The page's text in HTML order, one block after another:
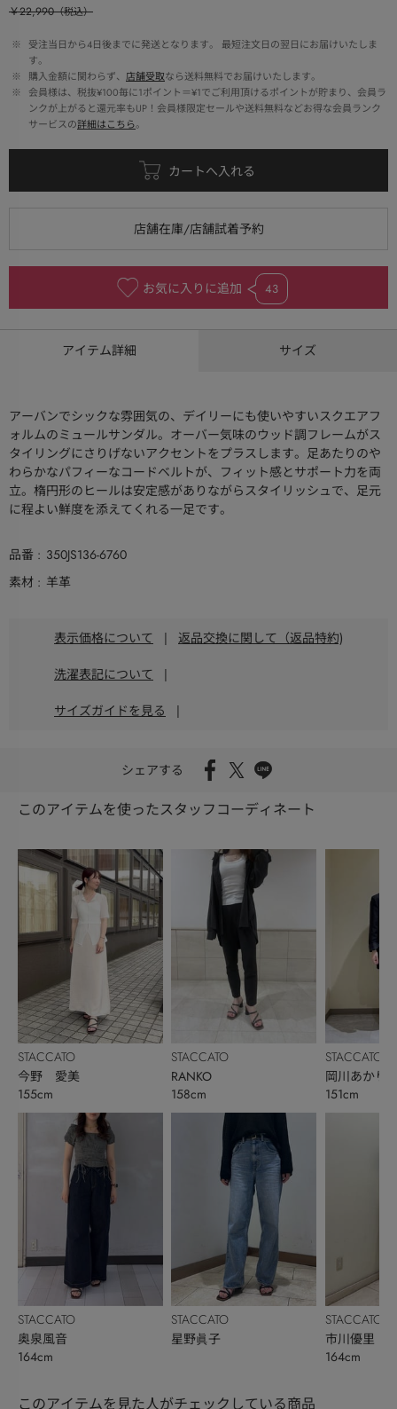
￥22,990（税込）
※
受注当日から4日後までに発送となります。 最短注文日の翌日にお届けいたしま
す。
※
購入金額に関わらず、 店舗受取なら送料無料でお届けいたします。
※
会員様は、税抜¥100毎に1ポイント＝¥1でご利用頂けるポイントが貯まり、会員ラ
ンクが上がると還元率もUP！会員様限定セールや送料無料などお得な会員ランク
サービスの詳細はこちら。
お気に入りに追加 43
アイテム詳細 サイズ
アーバンでシックな雰囲気の、デイリーにも使いやすいスクエアフ
ォルムのミュールサンダル。オーバー気味のウッド調フレームがス
タイリングにさりげないアクセントをプラスします。足あたりのや
わらかなパフィーなコードベルトが、フィット感とサポート力を両
立。楕円形のヒールは安定感がありながらスタイリッシュで、足元
に程よい鮮度を添えてくれる一足です。
品番
350JS136-6760
素材
羊革
表示価格について | 返品交換に関して（返品特約)
洗濯表記について |
サイズガイドを見る |
シェアする
このアイテムを使ったスタッフコーディネート
STACCATO
今野 愛美
155cm
STACCATO
奥泉風音
164cm
STACCATO
RANKO
158cm
STACCATO
星野眞子
STACCATO
岡川あかり
151cm
STACCATO
市川優里
164cm
このアイテムを見た人がチェックしている商品